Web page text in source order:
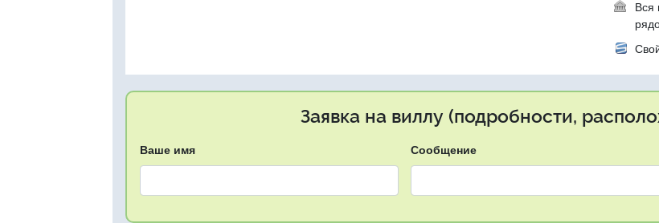
Вся
Заявка на виллу (подробности,
Ваше имя Сообщение